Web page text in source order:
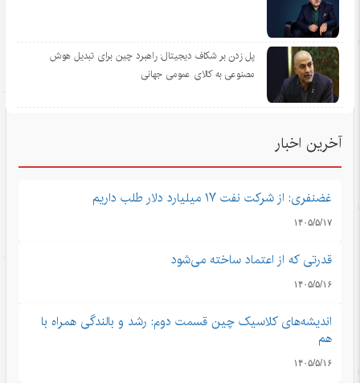
پل زدن بر شکاف دیجیتال: راهبرد چین برای تبدیل هوش
مصنوعی به کالای عمومی جهانی
آخرین اخبار
غضنفری: از شرکت نفت ۱۷ میلیارد دلار طلب داریم
۱۴۰۵/۵/۱۷
قدرتی که از اعتماد ساخته می‌شود
۱۴۰۵/۵/۱۶
اندیشه‌های کلاسیک چین قسمت دوم: رشد و بالندگی همراه با
هم
۱۴۰۵/۵/۱۶